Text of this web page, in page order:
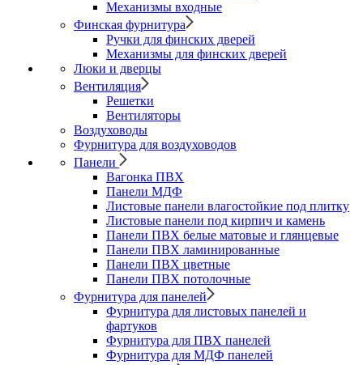
Механизмы входные
Финская фурнитура
Ручки для финских дверей
Механизмы для финских дверей
Люки и дверцы
Вентиляция
Решетки
Вентиляторы
Воздуховоды
Фурнитура для воздуховодов
Панели
Вагонка ПВХ
Панели МДФ
Листовые панели влагостойкие под плитку
Листовые панели под кирпич и камень
Панели ПВХ белые матовые и глянцевые
Панели ПВХ ламинированные
Панели ПВХ цветные
Панели ПВХ потолочные
Фурнитура для панелей
Фурнитура для листовых панелей и
фартуков
Фурнитура для ПВХ панелей
Фурнитура для МДФ панелей